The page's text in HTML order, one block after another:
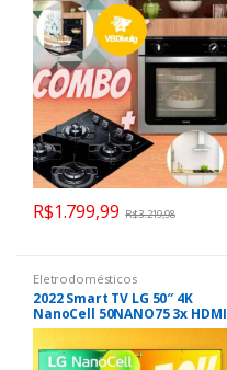
Bocas Acendimento
Automático
R$1.799,99 R$3.219,98
Eletrodomésticos
2022 Smart TV LG 50″ 4K
NanoCell 50NANO75 3x HDMI
2.0 Nvidia GEFORCE NOW
ThinQAI Smart Magic Google
Alexa